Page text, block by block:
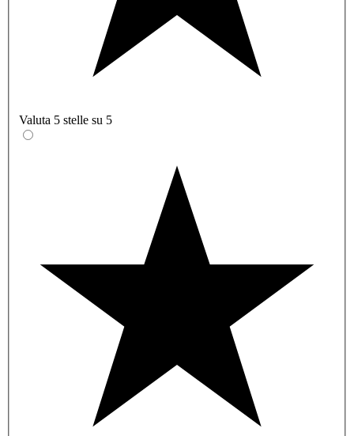
Valuta 5 stelle su 5